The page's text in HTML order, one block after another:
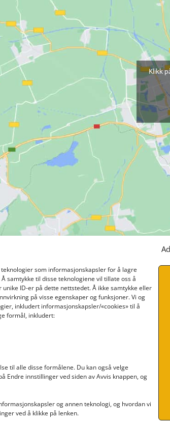
som informasjonskapsler for å lagre
samtykke til disse teknologiene vil tillate oss å
ID-er på dette nettstedet. Å ikke samtykke eller
på visse egenskaper og funksjoner. Vi og
inkludert informasjonskapsler/«cookies» til å
formål, inkludert:
til alle disse formålene. Du kan også velge
Endre innstillinger ved siden av Avvis knappen, og
og annen teknologi, og hvordan vi
ved å klikke på lenken.
Klikk
5238 Rådal